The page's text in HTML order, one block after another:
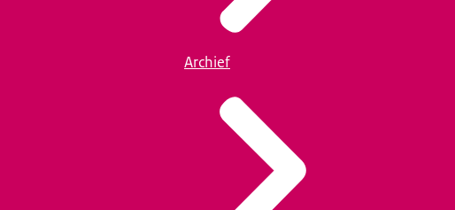
Archief